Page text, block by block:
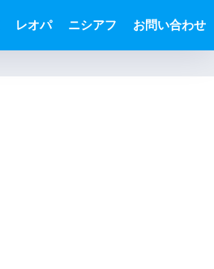
レオパ ニシアフ お問い合わせ